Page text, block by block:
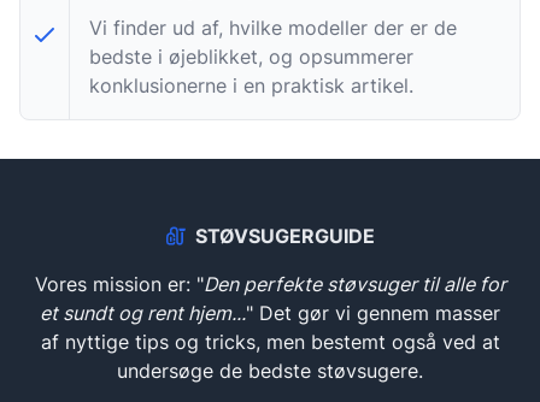
Vi finder ud af, hvilke modeller der er de
bedste i øjeblikket, og opsummerer
konklusionerne i en praktisk artikel.
STØVSUGERGUIDE
Vores mission er: "Den perfekte støvsuger til alle for
et sundt og rent hjem..." Det gør vi gennem masser
af nyttige tips og tricks, men bestemt også ved at
undersøge de bedste støvsugere.